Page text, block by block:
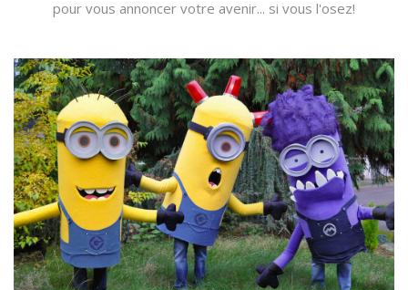
pour vous annoncer votre avenir... si vous l'osez!